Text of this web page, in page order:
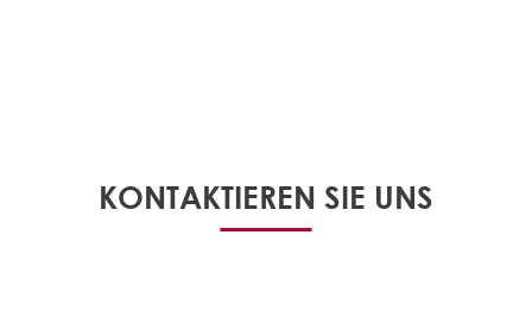
KONTAKTIEREN SIE UNS